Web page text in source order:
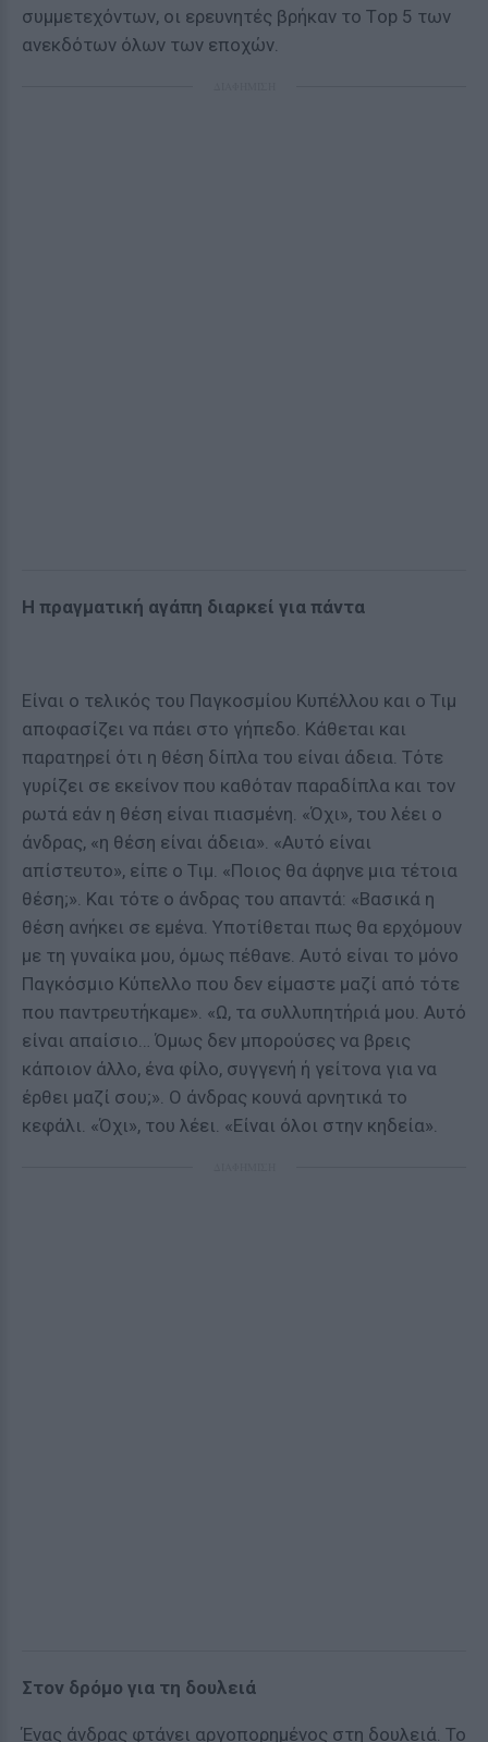
συμμετεχόντων, οι ερευνητές βρήκαν το Τop 5 των
ανεκδότων όλων των εποχών.
Η πραγματική αγάπη διαρκεί για πάντα
Είναι ο τελικός του Παγκοσμίου Κυπέλλου και ο Τιμ
αποφασίζει να πάει στο γήπεδο. Κάθεται και
παρατηρεί ότι η θέση δίπλα του είναι άδεια. Τότε
γυρίζει σε εκείνον που καθόταν παραδίπλα και τον
ρωτά εάν η θέση είναι πιασμένη. «Όχι», του λέει ο
άνδρας, «η θέση είναι άδεια». «Αυτό είναι
απίστευτο», είπε ο Τιμ. «Ποιος θα άφηνε μια τέτοια
θέση;». Και τότε ο άνδρας του απαντά: «Βασικά η
θέση ανήκει σε εμένα. Υποτίθεται πως θα ερχόμουν
με τη γυναίκα μου, όμως πέθανε. Αυτό είναι το μόνο
Παγκόσμιο Κύπελλο που δεν είμαστε μαζί από τότε
που παντρευτήκαμε». «Ω, τα συλλυπητήριά μου. Αυτό
είναι απαίσιο… Όμως δεν μπορούσες να βρεις
κάποιον άλλο, ένα φίλο, συγγενή ή γείτονα για να
έρθει μαζί σου;». Ο άνδρας κουνά αρνητικά το
κεφάλι. «Όχι», του λέει. «Είναι όλοι στην κηδεία».
Στον δρόμο για τη δουλειά
Ένας άνδρας φτάνει αργοπορημένος στη δουλειά. Το